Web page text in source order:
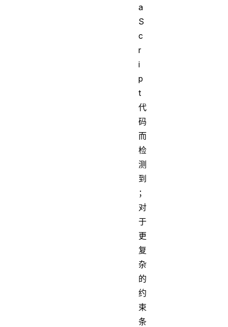
a
S
c
r
i
p
t
代
码
而
检
测
到
；
对
于
更
复
杂
的
约
束
条